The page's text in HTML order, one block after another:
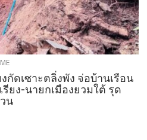
กัดเซาะตลิ่งพัง จ่อบ้านเรือน
ยง-นายกเมืองยวมใต้ รุด
น